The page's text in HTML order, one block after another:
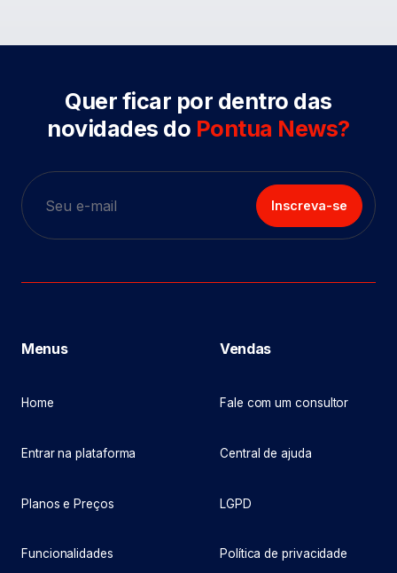
Quer ficar por dentro das
novidades do Pontua News?
Inscreva-se
Menus
Home
Entrar na plataforma
Planos e Preços
Funcionalidades
Vendas
Fale com um consultor
Central de ajuda
LGPD
Política de privacidade